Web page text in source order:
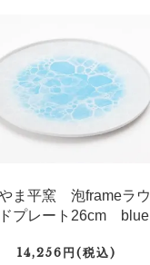
ま平窯 泡frameラウ
プレート26cm blue
14,256円(税込)